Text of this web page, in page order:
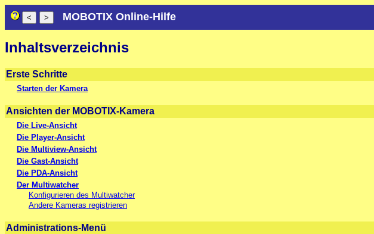
MOBOTIX Online-Hilfe
Inhaltsverzeichnis
Erste Schritte
Starten der Kamera
Ansichten der MOBOTIX-Kamera
Die Live-Ansicht
Die Player-Ansicht
Die Multiview-Ansicht
Die Gast-Ansicht
Die PDA-Ansicht
Der Multiwatcher
Konfigurieren des Multiwatcher
Andere Kameras registrieren
Administrations-Menü